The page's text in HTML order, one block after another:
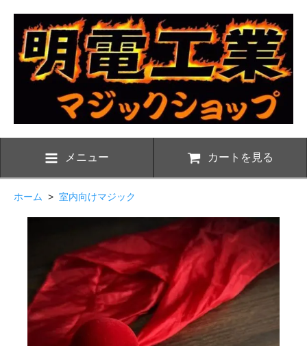
メニュー カートを見る
ホーム > 室内向けマジック